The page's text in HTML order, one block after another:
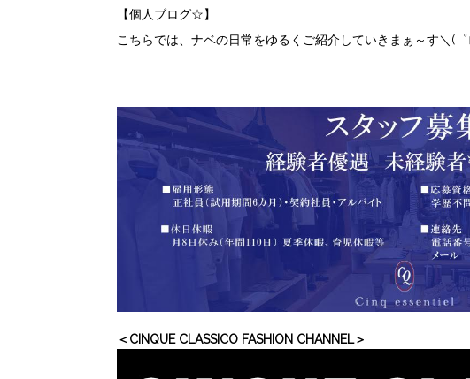
【個人ブログ☆】
こちらでは、ナベの日常をゆるくご紹介していきまぁ～す＼(゜
＜CINQUE CLASSICO FASHION CHANNEL＞